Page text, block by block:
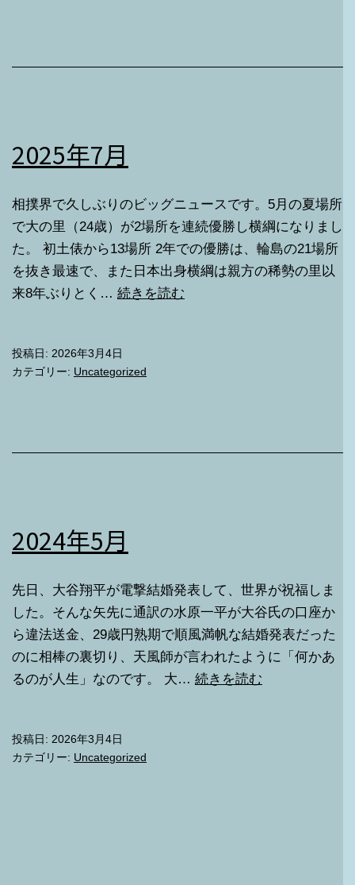
2025年7月
相撲界で久しぶりのビッグニュースです。5月の夏場所
で大の里（24歳）が2場所を連続優勝し横綱になりまし
た。 初土俵から13場所 2年での優勝は、輪島の21場所
を抜き最速で、また日本出身横綱は親方の稀勢の里以
来8年ぶりとく… 続きを読む
投稿日: 2026年3月4日
カテゴリー: Uncategorized
2024年5月
先日、大谷翔平が電撃結婚発表して、世界が祝福しま
した。そんな矢先に通訳の水原一平が大谷氏の口座か
ら違法送金、29歳円熟期で順風満帆な結婚発表だった
のに相棒の裏切り、天風師が言われたように「何かあ
るのが人生」なのです。 大… 続きを読む
投稿日: 2026年3月4日
カテゴリー: Uncategorized